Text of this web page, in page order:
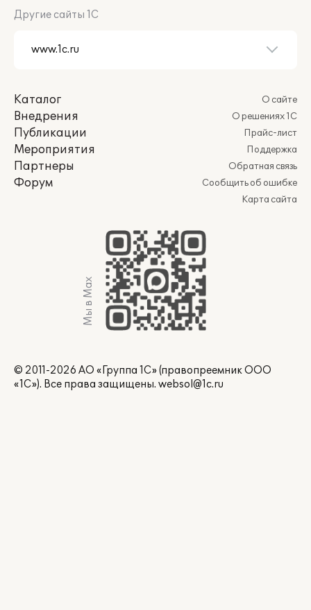
Другие сайты 1С
Каталог
Внедрения
Публикации
Мероприятия
Партнеры
Форум
О сайте
О решениях 1С
Прайс-лист
Поддержка
Обратная связь
Сообщить об ошибке
Карта сайта
Мы в Max
© 2011-2026 АО «Группа 1С» (правопреемник ООО
«1С»). Все права защищены. websol@1c.ru